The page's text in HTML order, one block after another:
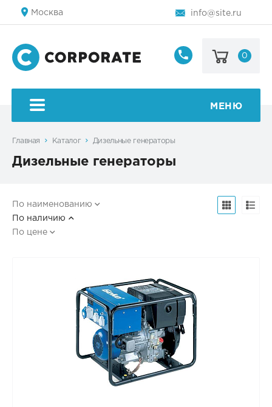
Москва info@site.ru
8
123-
0
МЕНЮ
Главная Каталог Дизельные генераторы
Дизельные генераторы
По наименованию
По наличию
По цене